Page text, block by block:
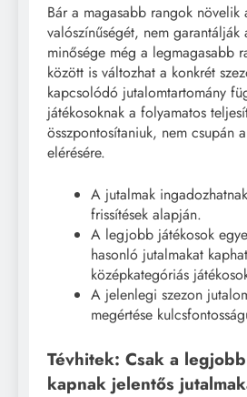
Bár a magasabb rangok
valószínűségét, nem
minősége még a legmagasabb
között is változhat a konkrét
kapcsolódó jutalomtartomány
játékosoknak a folyamatos
összpontosítaniuk, nem csupán
elérésére.
A jutalmak
frissítések alapján.
A legjobb játékosok
hasonló jutalmakat
középkategóriás
A jelenlegi szezon
megértése
Tévhitek: Csak a
kapnak jelentős